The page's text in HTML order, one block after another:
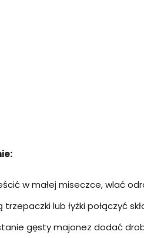
w małej miseczce, wlać
lub łyżki połączyć
gęsty majonez dodać